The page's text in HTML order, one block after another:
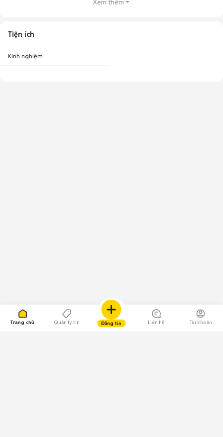
Trang chủ Quản lý tin Đăng tin Liên hệ Tài khoản
Xem thêm
Tiện ích
Kinh nghiệm